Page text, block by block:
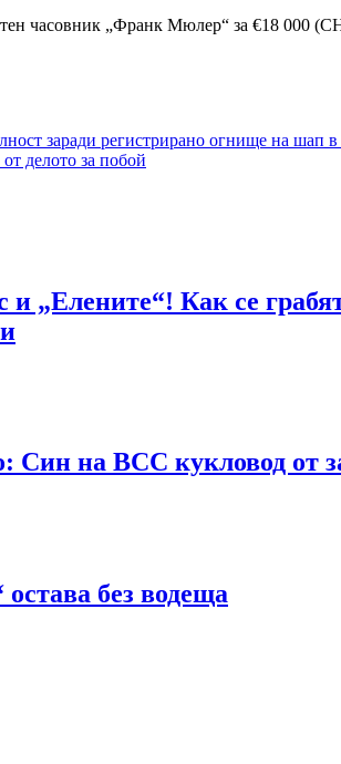
часовник „Франк Мюлер“ за €18 000
заради регистрирано огнище на шап
делото за побой
„Елените“! Как се
Син на ВСС кукловод от
остава без водеща